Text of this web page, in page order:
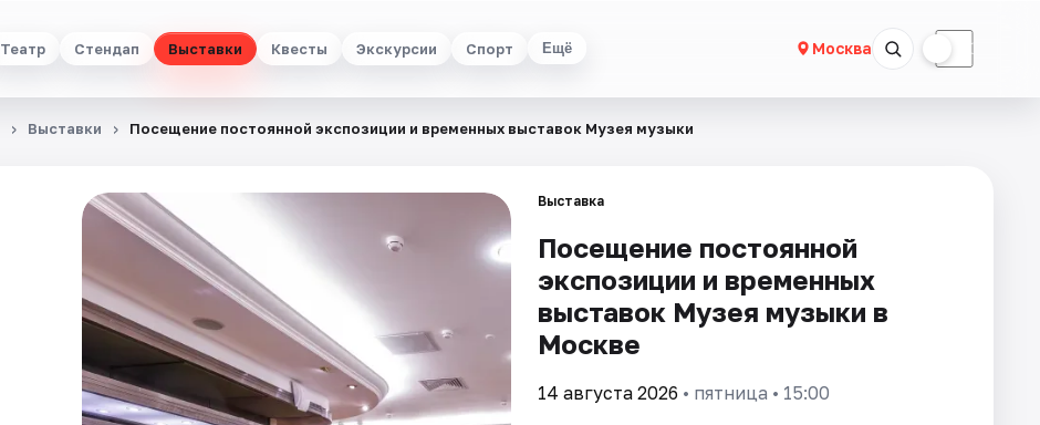
Театр Стендап Выставки Квесты Экскурсии Спорт Ещё Москва ☾
Выставки Посещение постоянной экспозиции и временных выставок Музея музыки
Выставка
Посещение постоянной
экспозиции и временных
выставок Музея музыки в
Москве
14 августа 2026 • пятница • 15:00